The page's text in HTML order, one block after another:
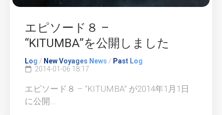
エピソード８ –
“KITUMBA”を公開しました
Log / New Voyages News / Past Log
2014-01-06 18:17
エピソード８ – “KITUMBA” が2014年1月1日
に公開...